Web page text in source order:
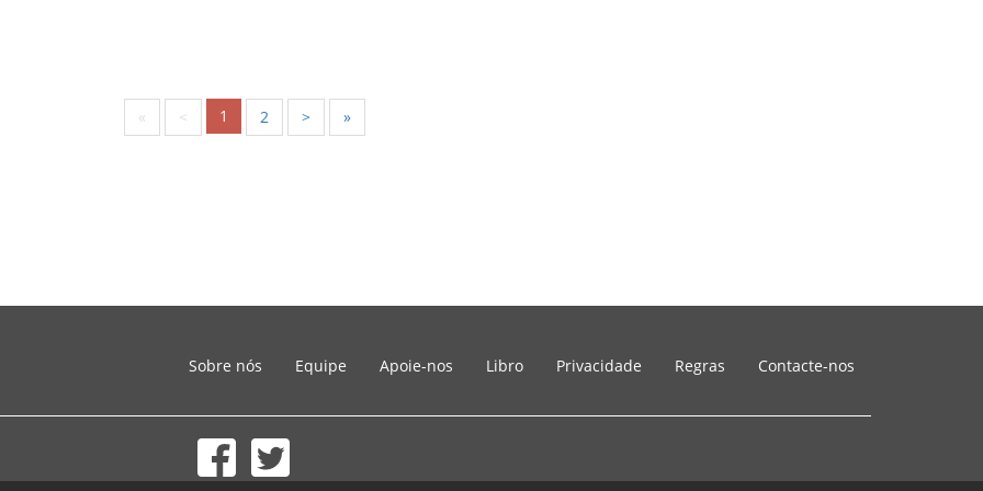
« < 1 2 > »
Sobre nós Equipe Apoie-nos Libro Privacidade Regras Contacte-nos